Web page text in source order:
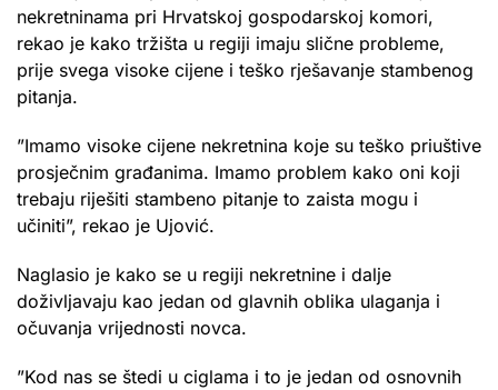
nekretninama pri Hrvatskoj gospodarskoj komori,
rekao je kako tržišta u regiji imaju slične probleme,
prije svega visoke cijene i teško rješavanje stambenog
pitanja.
”Imamo visoke cijene nekretnina koje su teško priuštive
prosječnim građanima. Imamo problem kako oni koji
trebaju riješiti stambeno pitanje to zaista mogu i
učiniti”, rekao je Ujović.
Naglasio je kako se u regiji nekretnine i dalje
doživljavaju kao jedan od glavnih oblika ulaganja i
očuvanja vrijednosti novca.
”Kod nas se štedi u ciglama i to je jedan od osnovnih